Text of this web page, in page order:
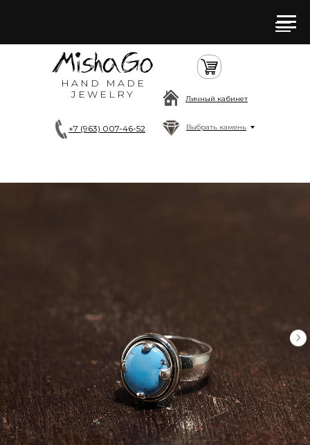
HAND MADE
JEWELRY
+7 (963) 007-46-52 Выбрать камень
Личный кабинет